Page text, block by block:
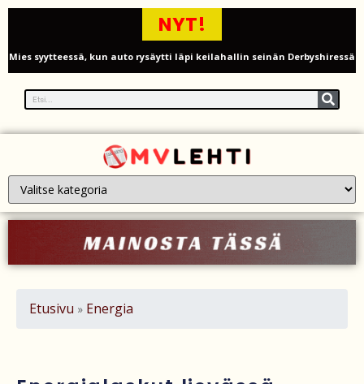
NYT!
Mies syytteessä, kun auto rysäytti läpi keilahallin seinän Derbyshiressä
New Yorkin NBA-mestaruusjuhlat riistäytyivät käsistä – teini ammuttiin
ja busseja sytytettiin tuleen Manhattanilla
Kimi ja Minttu Räikkönen juhlivat 10-vuotishääpäiväänsä – näin F1-
Nigel Farage vaatii ulkomaalaisten sulkemista pois sosiaalisesta
Justin Trudeau puolustautuu kritiikiltä – valitsi Katy Perryn
Etusivu » Energia